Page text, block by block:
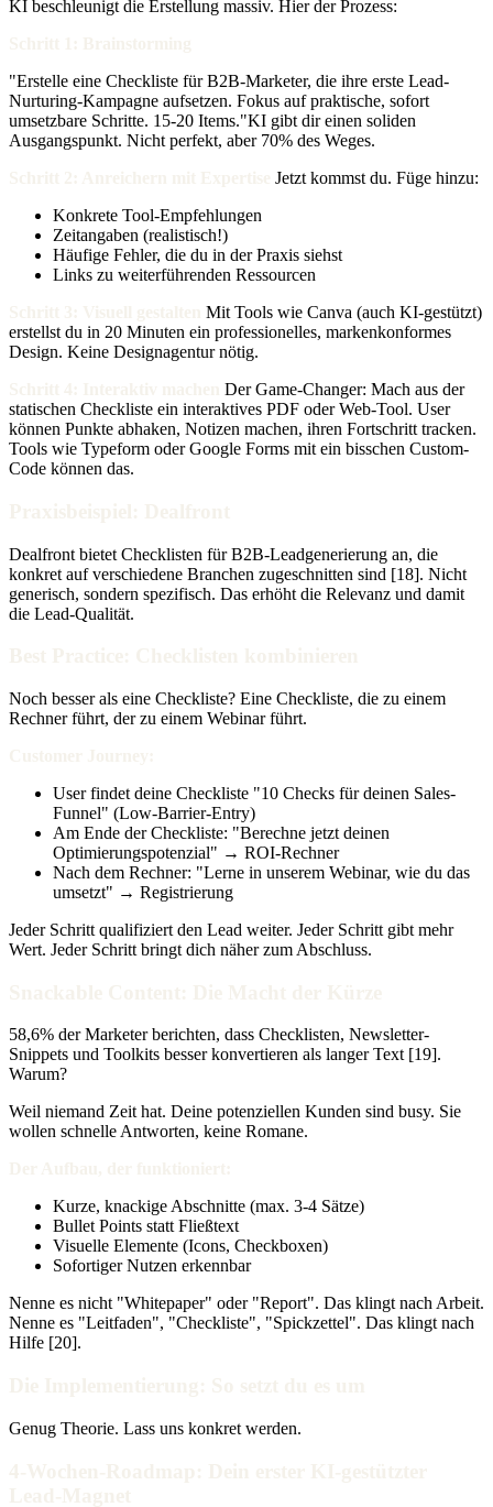
KI beschleunigt die Erstellung massiv. Hier der Prozess:
"Erstelle eine Checkliste für B2B-Marketer, die ihre erste Lead-
Nurturing-Kampagne aufsetzen. Fokus auf praktische, sofort
umsetzbare Schritte. 15-20 Items."KI gibt dir einen soliden
Ausgangspunkt. Nicht perfekt, aber 70% des Weges.
Jetzt kommst du. Füge hinzu:
Konkrete Tool-Empfehlungen
Zeitangaben (realistisch!)
Häufige Fehler, die du in der Praxis siehst
Links zu weiterführenden Ressourcen
Mit Tools wie Canva (auch KI-gestützt)
erstellst du in 20 Minuten ein professionelles, markenkonformes
Design. Keine Designagentur nötig.
Der Game-Changer: Mach aus der
statischen Checkliste ein interaktives PDF oder Web-Tool. User
können Punkte abhaken, Notizen machen, ihren Fortschritt tracken.
Tools wie Typeform oder Google Forms mit ein bisschen Custom-
Code können das.
Dealfront bietet Checklisten für B2B-Leadgenerierung an, die
konkret auf verschiedene Branchen zugeschnitten sind [18]. Nicht
generisch, sondern spezifisch. Das erhöht die Relevanz und damit
die Lead-Qualität.
Noch besser als eine Checkliste? Eine Checkliste, die zu einem
Rechner führt, der zu einem Webinar führt.
User findet deine Checkliste "10 Checks für deinen Sales-
Funnel" (Low-Barrier-Entry)
Am Ende der Checkliste: "Berechne jetzt deinen
Optimierungspotenzial" → ROI-Rechner
Nach dem Rechner: "Lerne in unserem Webinar, wie du das
umsetzt" → Registrierung
Jeder Schritt qualifiziert den Lead weiter. Jeder Schritt gibt mehr
Wert. Jeder Schritt bringt dich näher zum Abschluss.
58,6% der Marketer berichten, dass Checklisten, Newsletter-
Snippets und Toolkits besser konvertieren als langer Text [19].
Warum?
Weil niemand Zeit hat. Deine potenziellen Kunden sind busy. Sie
wollen schnelle Antworten, keine Romane.
Kurze, knackige Abschnitte (max. 3-4 Sätze)
Bullet Points statt Fließtext
Visuelle Elemente (Icons, Checkboxen)
Sofortiger Nutzen erkennbar
Nenne es nicht "Whitepaper" oder "Report". Das klingt nach Arbeit.
Nenne es "Leitfaden", "Checkliste", "Spickzettel". Das klingt nach
Hilfe [20].
Genug Theorie. Lass uns konkret werden.